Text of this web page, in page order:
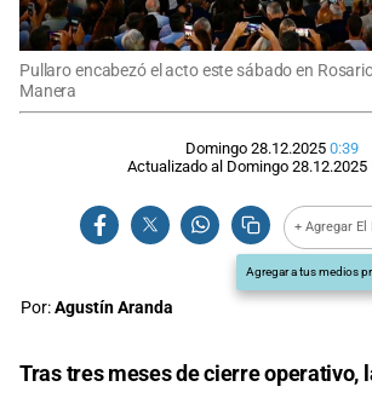
Pullaro encabezó el acto este sábado en
Manera
Domingo 28.12.2025 0:39
Actualizado al Domingo 28.12.2025
+ Agregar
Agregar a tus medios
Por:Agustín Aranda
Tras tres meses de cierre operativo,